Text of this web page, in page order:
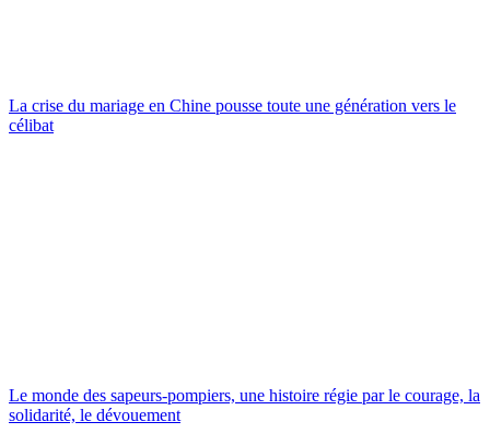
La crise du mariage en Chine pousse toute une génération vers le
célibat
Le monde des sapeurs-pompiers, une histoire régie par le courage, la
solidarité, le dévouement